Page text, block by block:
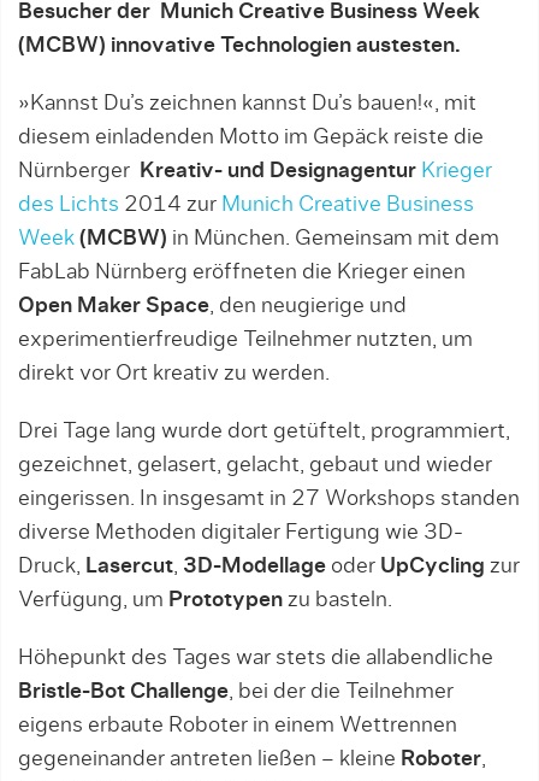
Besucher der Munich Creative Business Week
(MCBW) innovative Technologien austesten.
»Kannst Du’s zeichnen kannst Du’s bauen!«, mit
diesem einladenden Motto im Gepäck reiste die
Nürnberger
Kreativ- und Designagentur Krieger
des Lichts 2014 zur Munich Creative Business
Week (MCBW) in München. Gemeinsam mit dem
FabLab Nürnberg eröffneten die Krieger einen
Open Maker Space, den neugierige und
experimentierfreudige Teilnehmer nutzten, um
direkt vor Ort kreativ zu werden.
Drei Tage lang wurde dort getüftelt, programmiert,
gezeichnet, gelasert, gelacht, gebaut und wieder
eingerissen. In insgesamt in 27 Workshops standen
diverse Methoden digitaler Fertigung wie 3D-
Druck, Lasercut, 3D-Modellage oder UpCycling zur
Verfügung, um Prototypen zu basteln.
Höhepunkt des Tages war stets die allabendliche
Bristle-Bot Challenge, bei der die Teilnehmer
eigens erbaute Roboter in einem Wettrennen
gegeneinander antreten ließen – kleine Roboter,